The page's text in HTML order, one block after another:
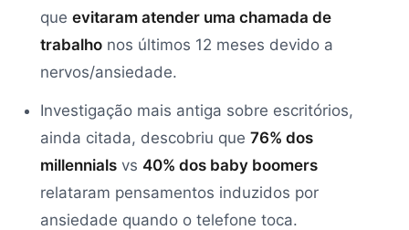
que evitaram atender uma chamada de
trabalho nos últimos 12 meses devido a
nervos/ansiedade.
Investigação mais antiga sobre escritórios,
ainda citada, descobriu que 76% dos
millennials vs 40% dos baby boomers
relataram pensamentos induzidos por
ansiedade quando o telefone toca.